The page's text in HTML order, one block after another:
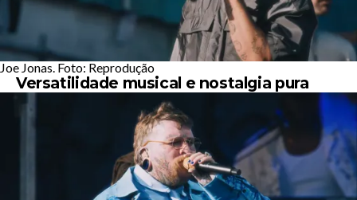
Joe Jonas. Foto: Reprodução
Versatilidade musical e nostalgia pura